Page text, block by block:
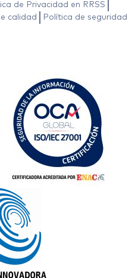
de Privacidad en RRSS
calidad
Política de seguridad